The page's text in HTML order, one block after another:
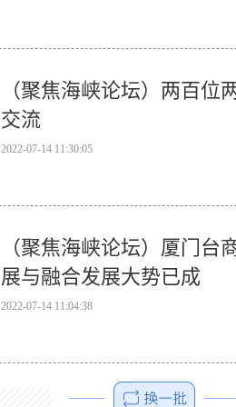
（聚焦海峡论坛）两百位
交流
2022-07-14 11:30:05
（聚焦海峡论坛）厦门台
展与融合发展大势已成
2022-07-14 11:04:38